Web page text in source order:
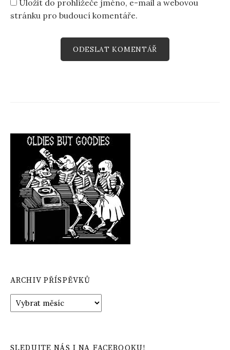
Uložit do prohlížeče jméno, e-mail a webovou
stránku pro budoucí komentáře.
ARCHIV PŘÍSPĚVKŮ
Archiv
příspěvků